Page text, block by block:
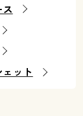
ット